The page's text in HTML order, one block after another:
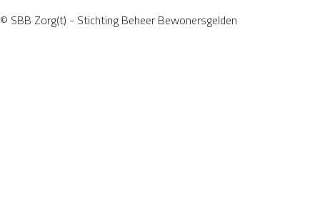
© SBB Zorg(t) - Stichting Beheer Bewonersgelden